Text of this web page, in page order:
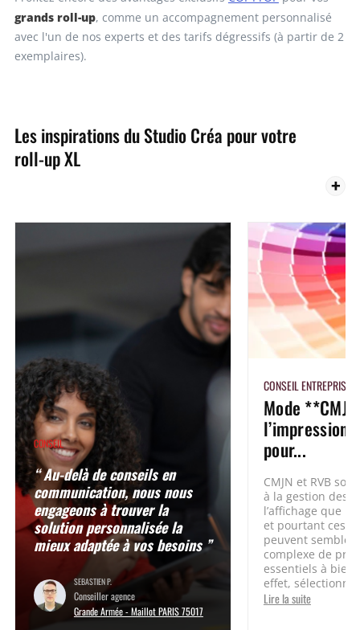
grands roll-up, comme un accompagnement personnalisé
avec l'un de nos experts et des tarifs dégressifs (à partir de 2
exemplaires).
Les inspirations du Studio Créa pour votre
roll-up XL
CONSEIL
“ Au-delà de conseils en
communication, nous nous
engageons à trouver la
solution personnalisée la
mieux adaptée à vos besoins ”
SEBASTIEN P.
Conseiller agence
Grande Armée - Maillot PARIS 75017
CONSEIL ENTREPRISE
Mode
l’impression
pour...
CMJN et RVB
à la gestion des
l’affichage que
et pourtant ces
peuvent sembler
complexe de
essentiels à bien
effet,
Lire la suite